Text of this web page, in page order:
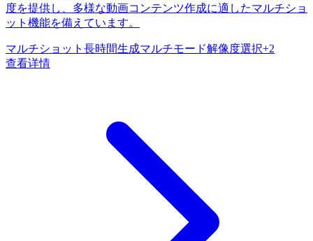
度を提供し、多様な動画コンテンツ作成に適したマルチショ
ット機能を備えています。
マルチショット 長時間生成マルチモード解像度選択+2
查看详情